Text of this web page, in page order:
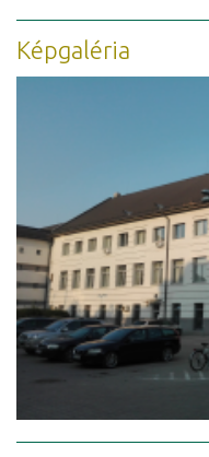
Képgaléria